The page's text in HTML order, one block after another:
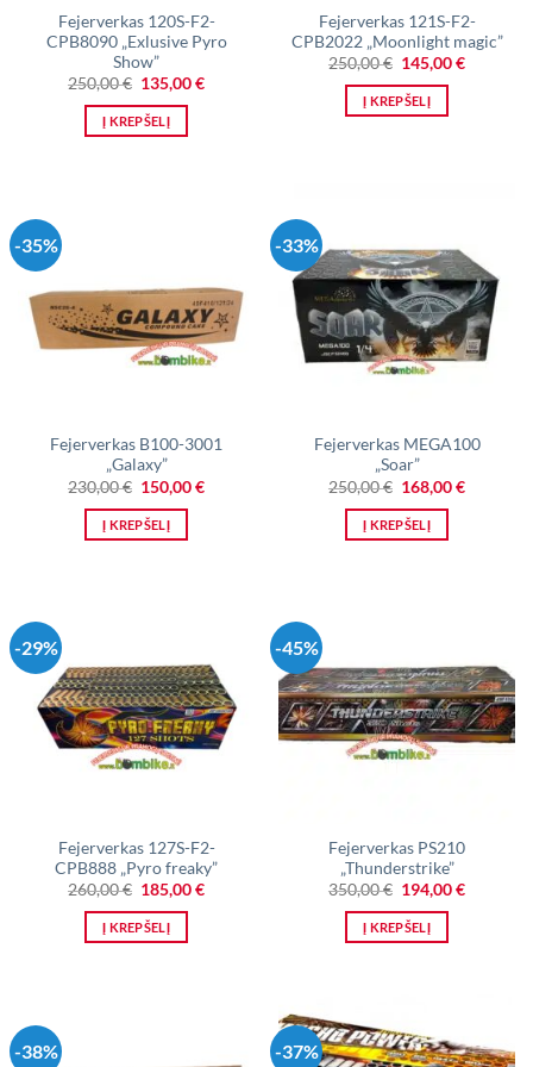
Fejerverkas 120S-F2-
CPB8090 „Exlusive Pyro
Show”
250,00€ Original
price
was:
250,00 €.
135,00€Current
Į KREPŠELĮ
Fejerverkas 121S-F2-
CPB2022 „Moonlight magic”
250,00€ Original
price
was:
250,00 €.
145,00€Current
Į KREPŠELĮ
-35%
Fejerverkas B100-3001
„Galaxy”
230,00€ Original
price
was:
230,00 €.
150,00€Current
Į KREPŠELĮ
-33%
Fejerverkas MEGA100
„Soar”
250,00€ Original
price
was:
250,00 €.
168,00€Current
Į KREPŠELĮ
-29%
Fejerverkas 127S-F2-
CPB888 „Pyro freaky”
260,00€ Original
price
was:
260,00 €.
185,00€Current
Į KREPŠELĮ
-45%
Fejerverkas PS210
„Thunderstrike”
350,00€ Original
price
was:
350,00 €.
194,00€Current
Į KREPŠELĮ
-38% -37%